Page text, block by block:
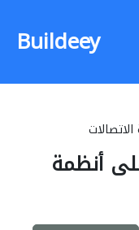
Buildeey
أنظمة